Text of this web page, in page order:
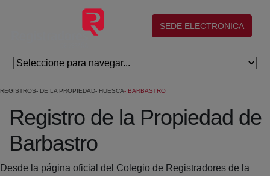
Saltar al contenido principal
(abre en nueva ventana)
SEDE ELECTRONICA
REGISTROS DE LA PROPIEDAD HUESCA BARBASTRO
Registro de la Propiedad de
Barbastro
Desde la página oficial del Colegio de Registradores de la